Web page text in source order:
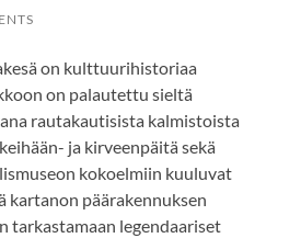
on kulttuurihistoriaa
on palautettu sieltä
rautakautisista kalmistoista
ja kirveenpäitä sekä
kokoelmiin kuuluvat
kartanon päärakennuksen
tarkastamaan legendaariset